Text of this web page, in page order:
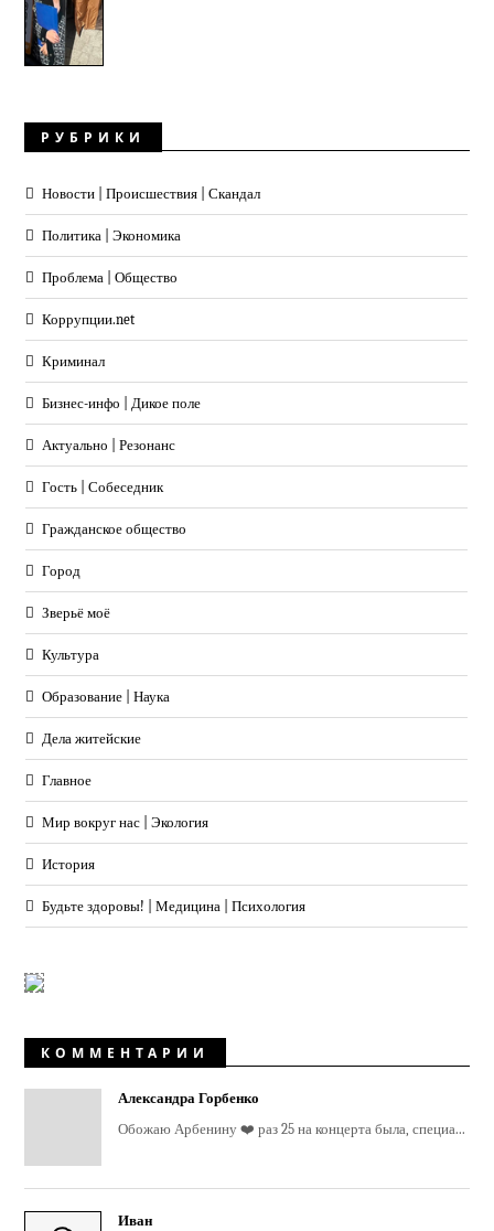
РУБРИКИ
Новости | Происшествия | Скандал
Политика | Экономика
Проблема | Общество
Коррупции.net
Криминал
Бизнес-инфо | Дикое поле
Актуально | Резонанс
Гость | Собеседник
Гражданское общество
Город
Зверьё моё
Культура
Образование | Наука
Дела житейские
Главное
Мир вокруг нас | Экология
История
Будьте здоровы! | Медицина | Психология
КОММЕНТАРИИ
Александра Горбенко
Обожаю Арбенину ❤️ раз 25 на концерта была, специа...
Иван